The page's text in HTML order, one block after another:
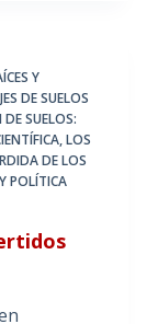
Y
DE SUELOS
SUELOS:
,LOS
DE LOS
POLÍTICA